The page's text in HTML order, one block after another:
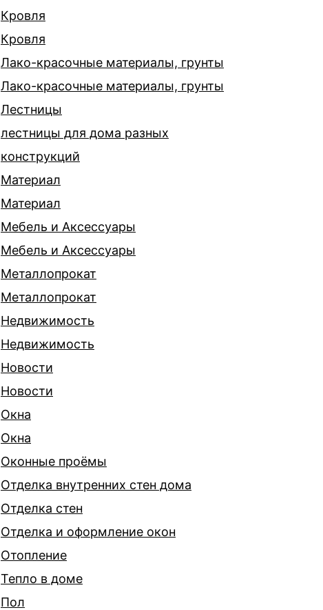
Кровля
Кровля
Лако-красочные материалы, грунты
Лако-красочные материалы, грунты
Лестницы
лестницы для дома разных
конструкций
Материал
Материал
Мебель и Аксессуары
Мебель и Аксессуары
Металлопрокат
Металлопрокат
Недвижимость
Недвижимость
Новости
Новости
Окна
Окна
Оконные проёмы
Отделка внутренних стен дома
Отделка стен
Отделка и оформление окон
Отопление
Тепло в доме
Пол